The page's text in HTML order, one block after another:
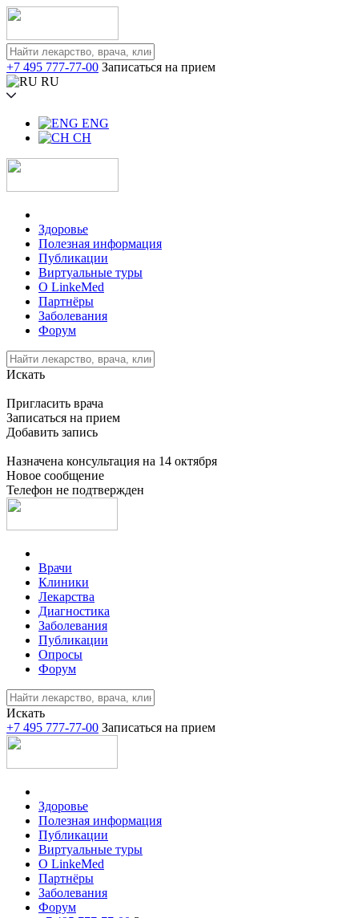
+7 495 777-77-00 Записаться на прием
RU
ENG
CH
Здоровье
Полезная информация
Публикации
Виртуальные туры
О LinkeMed
Партнёры
Заболевания
Форум
Искать
Пригласить врача
Записаться на прием
Добавить запись
Назначена консультация на 14 октября
Новое сообщение
Телефон не подтвержден
Врачи
Клиники
Лекарства
Диагностика
Заболевания
Публикации
Опросы
Форум
Искать
+7 495 777-77-00 Записаться на прием
Здоровье
Полезная информация
Публикации
Виртуальные туры
О LinkeMed
Партнёры
Заболевания
Форум